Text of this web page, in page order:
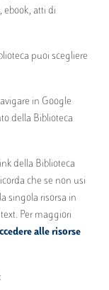
ebook, atti di
puoi scegliere
in Google
della Biblioteca
della Biblioteca
che se non usi
singola risorsa in
Per maggiori
alle risorse